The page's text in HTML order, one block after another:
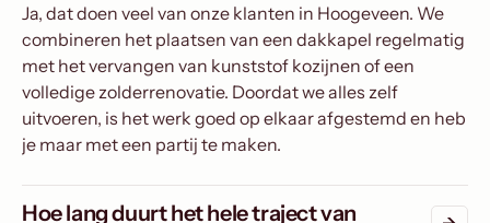
Ja, dat doen veel van onze klanten in Hoogeveen. We
combineren het plaatsen van een dakkapel regelmatig
met het vervangen van kunststof kozijnen of een
volledige zolderrenovatie. Doordat we alles zelf
uitvoeren, is het werk goed op elkaar afgestemd en heb
je maar met een partij te maken.
Hoe lang duurt het hele traject van